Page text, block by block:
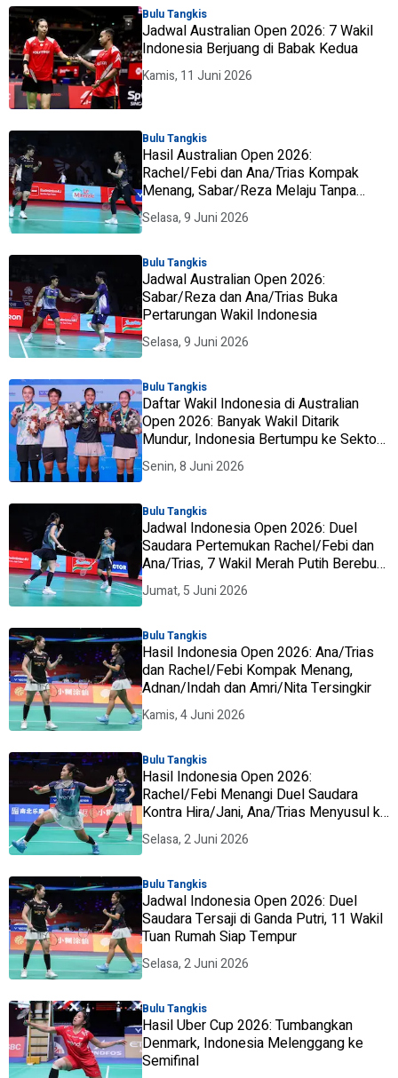
Bulu Tangkis
Jadwal Australian Open 2026: 7 Wakil
Indonesia Berjuang di Babak Kedua
Kamis, 11 Juni 2026
Bulu Tangkis
Hasil Australian Open 2026:
Rachel/Febi dan Ana/Trias Kompak
Menang, Sabar/Reza Melaju Tanpa
Hambatan
Selasa, 9 Juni 2026
Bulu Tangkis
Jadwal Australian Open 2026:
Sabar/Reza dan Ana/Trias Buka
Pertarungan Wakil Indonesia
Selasa, 9 Juni 2026
Bulu Tangkis
Daftar Wakil Indonesia di Australian
Open 2026: Banyak Wakil Ditarik
Mundur, Indonesia Bertumpu ke Sektor
Ganda
Senin, 8 Juni 2026
Bulu Tangkis
Jadwal Indonesia Open 2026: Duel
Saudara Pertemukan Rachel/Febi dan
Ana/Trias, 7 Wakil Merah Putih Berebut
Tiket Semifinal
Jumat, 5 Juni 2026
Bulu Tangkis
Hasil Indonesia Open 2026: Ana/Trias
dan Rachel/Febi Kompak Menang,
Adnan/Indah dan Amri/Nita Tersingkir
Kamis, 4 Juni 2026
Bulu Tangkis
Hasil Indonesia Open 2026:
Rachel/Febi Menangi Duel Saudara
Kontra Hira/Jani, Ana/Trias Menyusul ke
Babak Kedua
Selasa, 2 Juni 2026
Bulu Tangkis
Jadwal Indonesia Open 2026: Duel
Saudara Tersaji di Ganda Putri, 11 Wakil
Tuan Rumah Siap Tempur
Selasa, 2 Juni 2026
Bulu Tangkis
Hasil Uber Cup 2026: Tumbangkan
Denmark, Indonesia Melenggang ke
Semifinal